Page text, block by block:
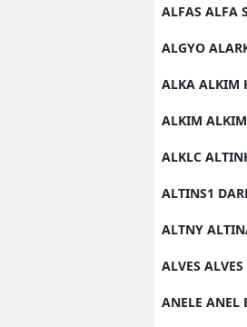
ALFAS ALFA
ALGYO
ALKA ALKIM
ALKIM
ALKLC
ALTINS1
ALTNY
ALVES
ANELE ANEL